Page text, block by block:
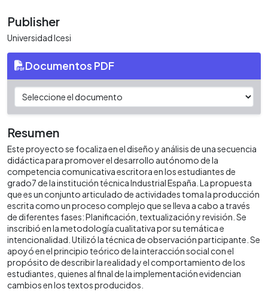
Publisher
Universidad Icesi
Documentos PDF
Resumen
Este proyecto se focaliza en el diseño y análisis de una secuencia
didáctica para promover el desarrollo autónomo de la
competencia comunicativa escritora en los estudiantes de
grado7 de la institución técnica Industrial España. La propuesta
que es un conjunto articulado de actividades toma la producción
escrita como un proceso complejo que se lleva a cabo a través
de diferentes fases: Planificación, textualización y revisión. Se
inscribió en la metodología cualitativa por su temática e
intencionalidad. Utilizó la técnica de observación participante. Se
apoyó en el principio teórico de la interacción social con el
propósito de describir la realidad y el comportamiento de los
estudiantes, quienes al final de la implementación evidencian
cambios en los textos producidos.